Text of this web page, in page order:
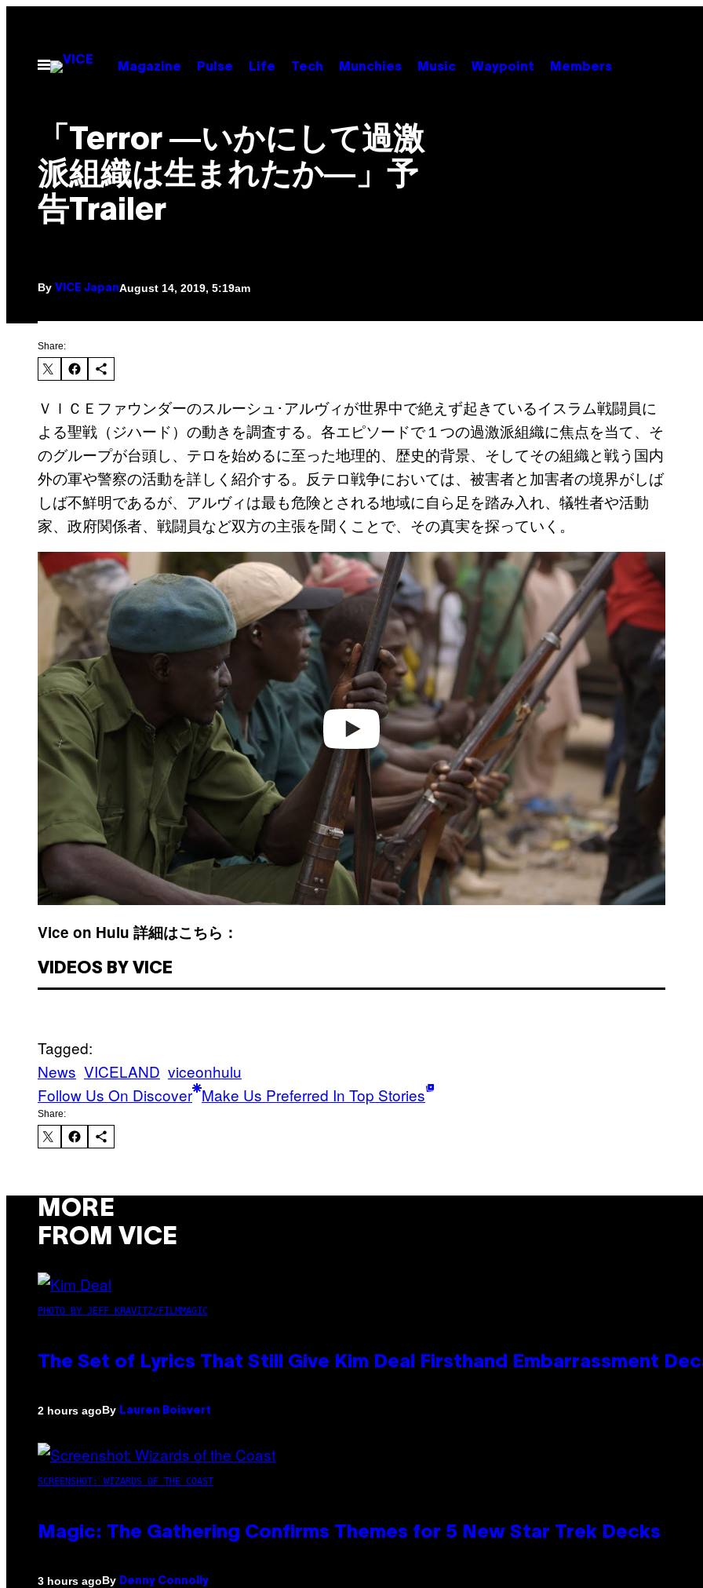
contentOpen
Menu
Magazine Pulse Life Tech Munchies Music Waypoint Members
「Terror ―いかにして過激
派組織は生まれたか―」予
告Trailer
By VICE JapanAugust 14, 2019, 5:19am
Share:
ＶＩＣＥファウンダーのスルーシュ･アルヴィが世界中で絶えず起きているイスラム戦闘員に
よる聖戦（ジハード）の動きを調査する。各エピソードで１つの過激派組織に焦点を当て、そ
のグループが台頭し、テロを始めるに至った地理的、歴史的背景、そしてその組織と戦う国内
外の軍や警察の活動を詳しく紹介する。反テロ戦争においては、被害者と加害者の境界がしば
しば不鮮明であるが、アルヴィは最も危険とされる地域に自ら足を踏み入れ、犠牲者や活動
家、政府関係者、戦闘員など双方の主張を聞くことで、その真実を探っていく。
P
l
Vice on Hulu 詳細はこちら：
VIDEOS BY VICE
Tagged:
News VICELAND viceonhulu
Follow Us On Discover Make Us Preferred In Top Stories
Share:
MORE
FROM VICE
PHOTO BY JEFF KRAVITZ/FILMMAGIC
The Set of Lyrics That Still Give Kim Deal Firsthand Embarrassment
2 hours agoBy Lauren Boisvert
SCREENSHOT: WIZARDS OF THE COAST
Magic: The Gathering Confirms Themes for 5 New Star Trek Decks
3 hours agoBy Denny Connolly